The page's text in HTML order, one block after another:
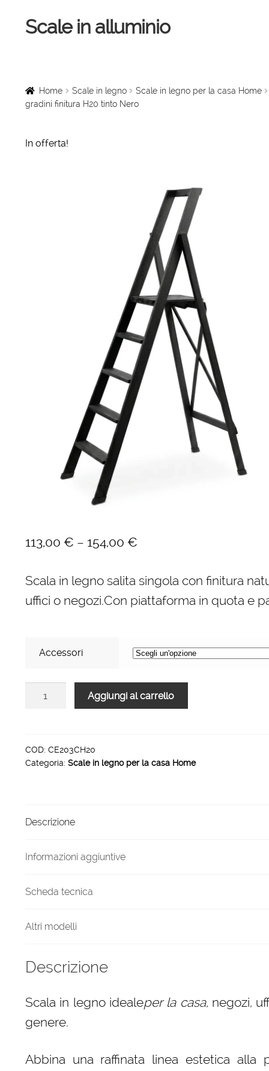
Vai
alla
Vai
al
Scale in alluminio
Scale a chiocciola
Parapetti Ringhiere Balaustre in acciaio e alluminio
Cerniere freni per porte
Articoli per la casa
Home Scale in legno
Scale in legno per la casa Home
gradini finitura H20 tinto Nero
In offerta!
Scale per per la casa HOME
finitura H20 tinto Nero
113,00 € – 154,00 €
Scala in legno salita singola con finitura
uffici o negozi.Con piattaforma in quota e
Accessori
casa
HOME
gradini
H20
Aggiungi al carrello
COD: CE203CH20
Categoria: Scale in legno per la casa Home
Descrizione
Informazioni aggiuntive
Scheda tecnica
Altri modelli
Descrizione
Scala in legno idealeper la casa, negozi,
genere.
Abbina una raffinata linea estetica alla